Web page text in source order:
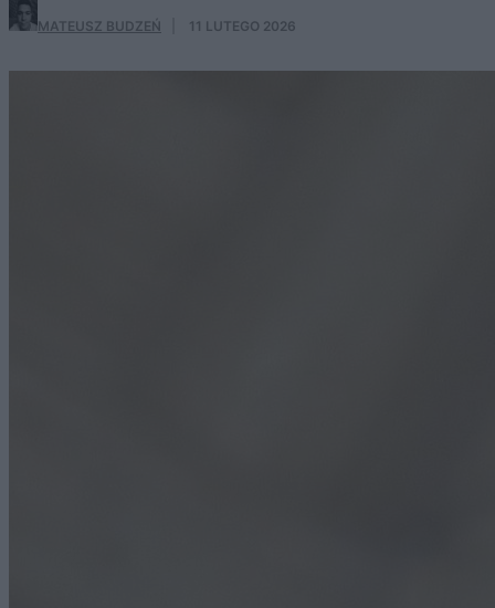
MATEUSZ BUDZEŃ 11 LUTEGO 2026